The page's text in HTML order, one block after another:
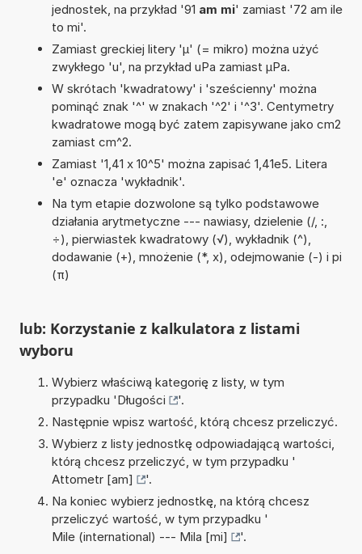
jednostek, na przykład '91 am mi' zamiast '72 am ile
to mi'.
Zamiast greckiej litery 'µ' (= mikro) można użyć
zwykłego 'u', na przykład uPa zamiast µPa.
W skrótach 'kwadratowy' i 'sześcienny' można
pominąć znak '^' w znakach '^2' i '^3'. Centymetry
kwadratowe mogą być zatem zapisywane jako cm2
zamiast cm^2.
Zamiast '1,41 x 10^5' można zapisać 1,41e5. Litera
'e' oznacza 'wykładnik'.
Na tym etapie dozwolone są tylko podstawowe
działania arytmetyczne --- nawiasy, dzielenie (/, :,
÷), pierwiastek kwadratowy (√), wykładnik (^),
dodawanie (+), mnożenie (*, x), odejmowanie (-) i pi
(π)
lub: Korzystanie z kalkulatora z listami
wyboru
Wybierz właściwą kategorię z listy, w tym
przypadku 'Długości
'.
Następnie wpisz wartość, którą chcesz przeliczyć.
Wybierz z listy jednostkę odpowiadającą wartości,
którą chcesz przeliczyć, w tym przypadku '
Attometr [am]
'.
Na koniec wybierz jednostkę, na którą chcesz
przeliczyć wartość, w tym przypadku '
Mile (international) --- Mila [mi]
'.